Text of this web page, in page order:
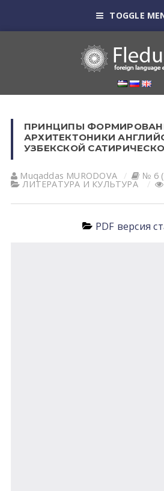
TOGGLE
ПРИНЦИПЫ
АРХИТЕКТОНИКИ
УЗБЕКСКОЙ
Muqaddas MURODOVA № 6
ЛИТЕРАТУРА И КУЛЬТУРА
PDF версия